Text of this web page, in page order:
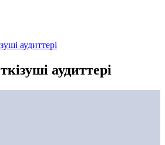
аудиттері
аудиттері